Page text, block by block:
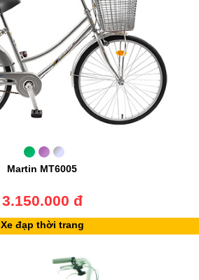
Martin MT6005
3.150.000 đ
Xe đạp thời trang